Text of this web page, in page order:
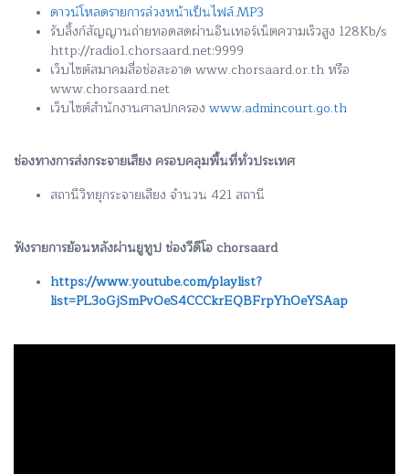
ดาวน์โหลดรายการล่วงหน้าเป็นไฟล์.MP3
รับลิ้งก์สัญญานถ่ายทอดสดผ่านอินเทอร์เน็ตความเร็วสูง 128Kb/s
http://radio1.chorsaard.net:9999
เว็บไซต์สมาคมสื่อช่อสะอาด www.chorsaard.or.th หรือ
www.chorsaard.net
เว็บไซต์สำนักงานศาลปกครอง www.admincourt.go.th
ช่องทางการส่งกระจายเสียง ครอบคลุมพื้นที่ทั่วประเทศ
สถานีวิทยุกระจายเสียง จำนวน 421 สถานี
ฟังรายการย้อนหลังผ่านยูทูป ช่องวีดีโอ chorsaard
https://www.youtube.com/playlist?
list=PL3oGjSmPvOeS4CCCkrEQBFrpYhOeYSAap